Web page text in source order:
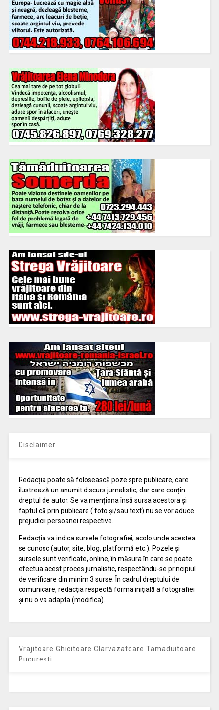
Disclaimer
Redacția poate să folosească poze spre publicare, care
ilustrează un anumit discurs jurnalistic, dar care conțin
dreptul de autor. Se va menționa însă sursa acestora și
faptul că prin publicare ( foto și/sau text) nu se vor aduce
prejudicii persoanei respective.
Redacția va indica sursele fotografiei, acolo unde acestea
se cunosc (autor, site, blog, platformă etc.). Pozele și
sursele sunt verificate, online, în măsura în care se poate
efectua acest proces jurnalistic, respectându-se principiul
de verificare din minim 3 surse. În cadrul dreptului de
comunicare, redacția respectă forma inițială a fotografiei
și nu o va adapta (modifica).
Vrajitoare Ghicitoare Clarvazatoare Tamaduitoare
Bucuresti